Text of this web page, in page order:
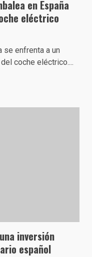
en España
eléctrico
se enfrenta a un
coche eléctrico....
inversión
español